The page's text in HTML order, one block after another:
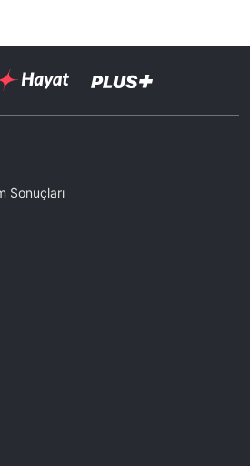
Sonuçları